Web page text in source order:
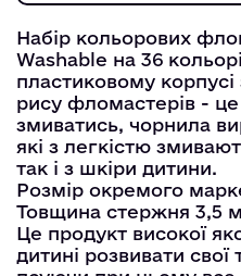
Набір кольорових
Washable на 36
пластиковому корпусі
рису фломастерів - це
змиватись, чорнила
які з легкістю
так і з шкіри дитини.
Розмір окремого
Товщина стержня 3,5
Це продукт високої
дитині розвивати свої